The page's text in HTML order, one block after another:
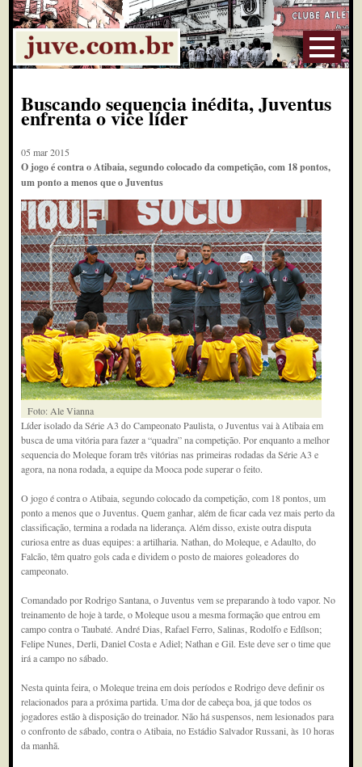
Buscando sequencia inédita, Juventus
enfrenta o vice líder
05 mar 2015
O jogo é contra o Atibaia, segundo colocado da competição, com 18 pontos,
um ponto a menos que o Juventus
Foto: Ale Vianna
Líder isolado da Série A3 do Campeonato Paulista, o Juventus vai à Atibaia em
busca de uma vitória para fazer a “quadra” na competição. Por enquanto a melhor
sequencia do Moleque foram três vitórias nas primeiras rodadas da Série A3 e
agora, na nona rodada, a equipe da Mooca pode superar o feito.
O jogo é contra o Atibaia, segundo colocado da competição, com 18 pontos, um
ponto a menos que o Juventus. Quem ganhar, além de ficar cada vez mais perto da
classificação, termina a rodada na liderança. Além disso, existe outra disputa
curiosa entre as duas equipes: a artilharia. Nathan, do Moleque, e Adaulto, do
Falcão, têm quatro gols cada e dividem o posto de maiores goleadores do
campeonato.
Comandado por Rodrigo Santana, o Juventus vem se preparando à todo vapor. No
treinamento de hoje à tarde, o Moleque usou a mesma formação que entrou em
campo contra o Taubaté. André Dias, Rafael Ferro, Salinas, Rodolfo e Edílson;
Felipe Nunes, Derli, Daniel Costa e Adiel; Nathan e Gil. Este deve ser o time que
irá a campo no sábado.
Nesta quinta feira, o Moleque treina em dois períodos e Rodrigo deve definir os
relacionados para a próxima partida. Uma dor de cabeça boa, já que todos os
jogadores estão à disposição do treinador. Não há suspensos, nem lesionados para
o confronto de sábado, contra o Atibaia, no Estádio Salvador Russani, às 10 horas
da manhã.